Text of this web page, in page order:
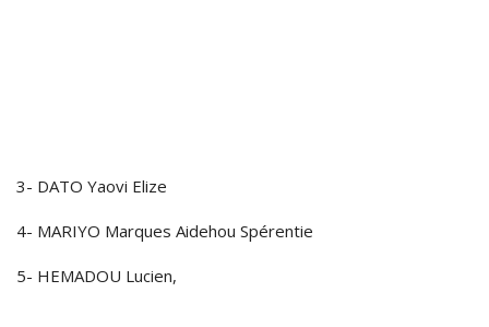
3- DATO Yaovi Elize
4- MARIYO Marques Aidehou Spérentie
5- HEMADOU Lucien,